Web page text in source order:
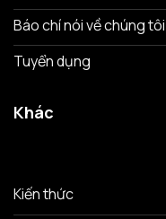
Báo chí nói về chúng tôi
Tuyển dụng
Khác
Kiến thức